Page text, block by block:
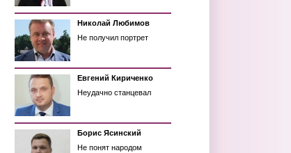
Николай Любимов
Не получил портрет
Евгений Кириченко
Неудачно станцевал
Борис Ясинский
Не понят народом